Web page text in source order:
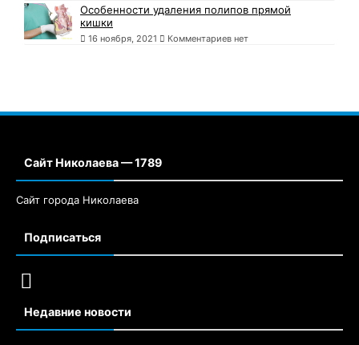
Особенности удаления полипов прямой
кишки
16 ноября, 2021 Комментариев нет
Сайт Николаева — 1789
Сайт города Николаева
Подписаться
Недавние новости